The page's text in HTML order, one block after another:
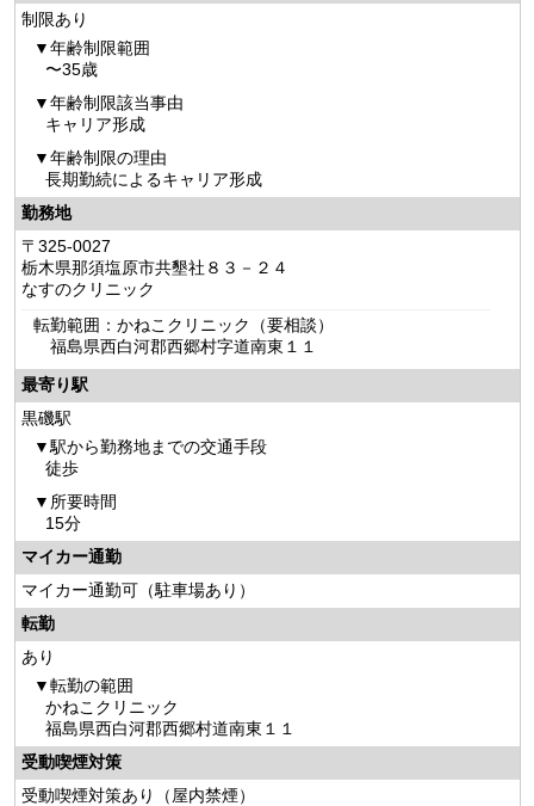
制限あり
年齢制限範囲
〜35歳
年齢制限該当事由
キャリア形成
年齢制限の理由
長期勤続によるキャリア形成
勤務地
〒325-0027
栃木県那須塩原市共墾社８３－２４
なすのクリニック
転勤範囲：かねこクリニック（要相談）
福島県西白河郡西郷村字道南東１１
最寄り駅
黒磯駅
駅から勤務地までの交通手段
徒歩
所要時間
15分
マイカー通勤
マイカー通勤可（駐車場あり）
転勤
あり
転勤の範囲
かねこクリニック
福島県西白河郡西郷村道南東１１
受動喫煙対策
受動喫煙対策あり（屋内禁煙）